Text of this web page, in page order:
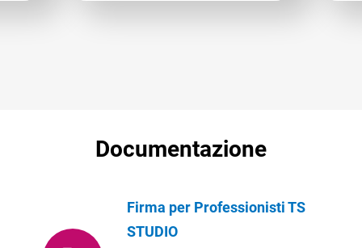
Documentazione
Firma per Professionisti TS
STUDIO